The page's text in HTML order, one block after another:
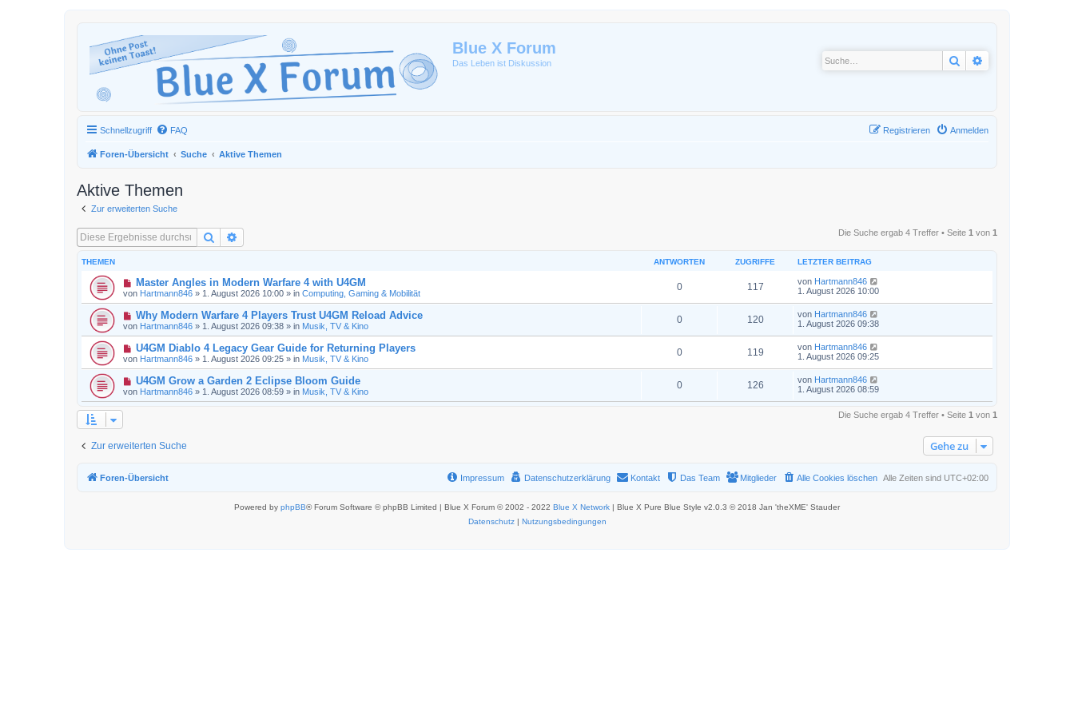
Blue X Forum
Das Leben ist Diskussion Suche
Schnellzugriff FAQ Anmelden
Registrieren
Foren-Übersicht Suche Aktive Themen
Aktive Themen
Zur erweiterten Suche
Suche Die Suche ergab 4 Treffer • Seite 1 von 1
THEMEN ANTWORTEN ZUGRIFFE LETZTER BEITRAG
N
e
u
e
B
e
t
r
a
g
Master Angles in Modern Warfare 4 with U4GM
von Hartmann846 » 1. August 2026 10:00 » in Computing, Gaming & Mobilität
0 117 von Hartmann846
1. August 2026 10:00
N
e
u
e
B
e
t
r
Why Modern Warfare 4 Players Trust U4GM Reload Advice
von Hartmann846 » 1. August 2026 09:38 » in Musik, TV & Kino
0 120 von Hartmann846
1. August 2026 09:38
N
e
u
e
B
e
a
g
U4GM Diablo 4 Legacy Gear Guide for Returning Players
von Hartmann846 » 1. August 2026 09:25 » in Musik, TV & Kino
0 119 von Hartmann846
1. August 2026 09:25
N
e
u
i
a
g
U4GM Grow a Garden 2 Eclipse Bloom Guide
von Hartmann846 » 1. August 2026 08:59 » in Musik, TV & Kino
0 126 von Hartmann846
1. August 2026 08:59
Die Suche ergab 4 Treffer • Seite 1 von 1
Zur erweiterten Suche Gehe zu
Foren-Übersicht Alle Zeiten sind UTC+02:00
Alle Cookies löschen
Mitglieder
Das Team
Kontakt
Datenschutzerklärung
Impressum
Powered by phpBB® Forum Software © phpBB Limited | Blue X Forum © 2002 - 2022 Blue X Network | Blue X Pure Blue Style v2.0.3 © 2018 Jan 'theXME' Stauder
Datenschutz| Nutzungsbedingungen